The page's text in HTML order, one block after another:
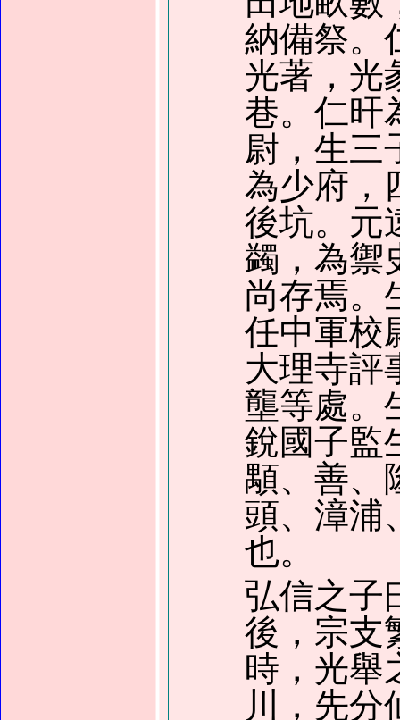
納備祭。
光著，光
巷。仁旰
尉，生三
為少府，
後坑。元
蠲，為禦
尚存焉。
任中軍校
大理寺評
壟等處。
銳國子監
顒、善、
頭、漳浦
也。
弘信之子
後，宗支
時，光舉
川，先分